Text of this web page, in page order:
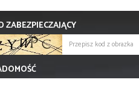
ZABEZPIECZAJĄCY